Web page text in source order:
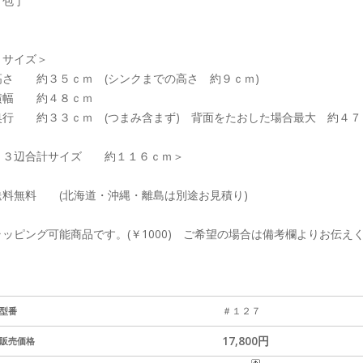
イズ＞
さ 約３５ｃｍ (シンクまでの高さ 約９ｃｍ)
幅 約４８ｃｍ
行 約３３ｃｍ (つまみ含まず) 背面をたおした場合最大 約４７
３辺合計サイズ 約１１６ｃｍ＞
料無料 (北海道・沖縄・離島は別途お見積り)
ピング可能商品です。(￥1000) ご希望の場合は備考欄よりお伝えく
型番 ＃１２７
販売価格 17,800円